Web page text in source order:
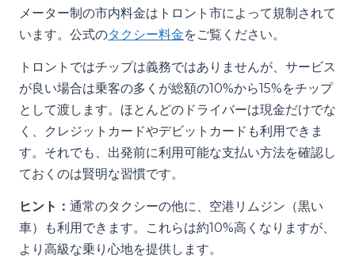
メーター制の市内料金はトロント市によって規制されて
います。公式のタクシー料金をご覧ください。
トロントではチップは義務ではありませんが、サービス
が良い場合は乗客の多くが総額の10%から15%をチップ
として渡します。ほとんどのドライバーは現金だけでな
く、クレジットカードやデビットカードも利用できま
す。それでも、出発前に利用可能な支払い方法を確認し
ておくのは賢明な習慣です。
ヒント： 通常のタクシーの他に、空港リムジン（黒い
車）も利用できます。これらは約10%高くなりますが、
より高級な乗り心地を提供します。